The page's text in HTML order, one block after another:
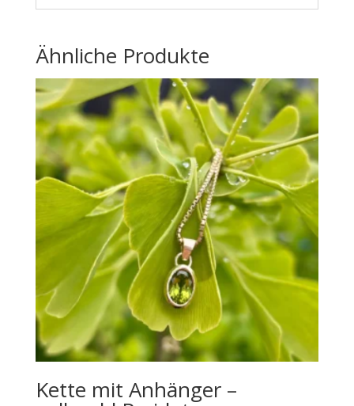
Ähnliche Produkte
Kette mit Anhänger –